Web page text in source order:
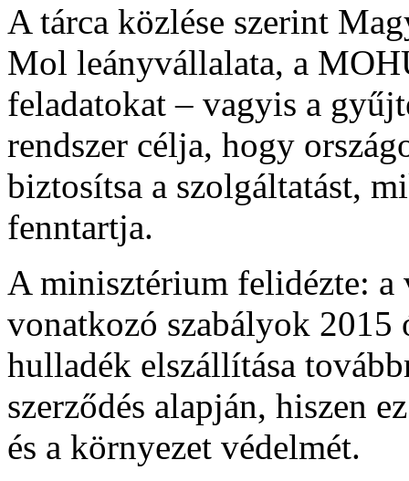
A tárca közlése szerint
Mol leányvállalata, a
feladatokat – vagyis a
rendszer célja, hogy
biztosítsa a szolgáltatást,
fenntartja.
A minisztérium felidézte: a
vonatkozó szabályok
hulladék elszállítása
szerződés alapján, hiszen
és a környezet védelmét.